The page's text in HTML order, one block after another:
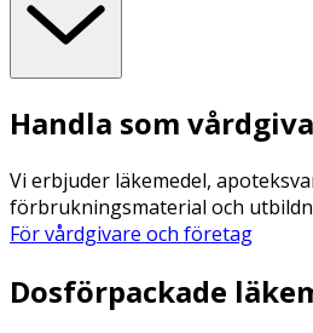
Handla som
Vi erbjuder läkemedel,
förbrukningsmaterial och
För vårdgivare och företag
Dosförpackade